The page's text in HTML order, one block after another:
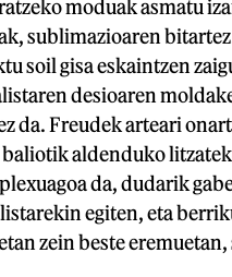
moduak asmatu
sublimazioaren
soil gisa eskaintzen
desioaren
da. Freudek arteari
aldenduko
da, dudarik
egiten, eta
zein beste